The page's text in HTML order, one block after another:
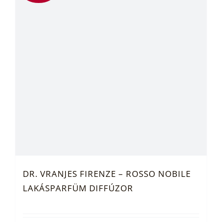
DR. VRANJES FIRENZE – ROSSO NOBILE
LAKÁSPARFÜM DIFFÚZOR